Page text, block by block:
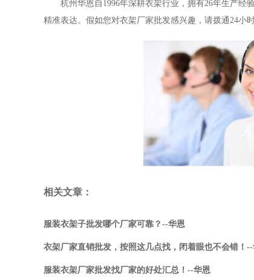
杭州华恩自 1996年深耕衣架行业，拥有26年生产经
精准表达。假如您对衣架厂家批发感兴趣，请拨通24小
相关文章：
服装衣架子批发哪个厂家可靠？--华恩
衣架厂家直销批发，按照这几点找，闭着眼也不会错！
服装衣架厂家批发找厂家的好处汇总！--华恩